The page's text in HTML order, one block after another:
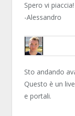
Spero vi piaccia!
-Alessandro
HAVANA24
Sto andando
Questo è un
e portali.